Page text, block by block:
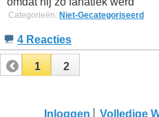
Categorieën: Niet-Gecategoriseerd
4 Reacties
1 2
Inloggen Volledige